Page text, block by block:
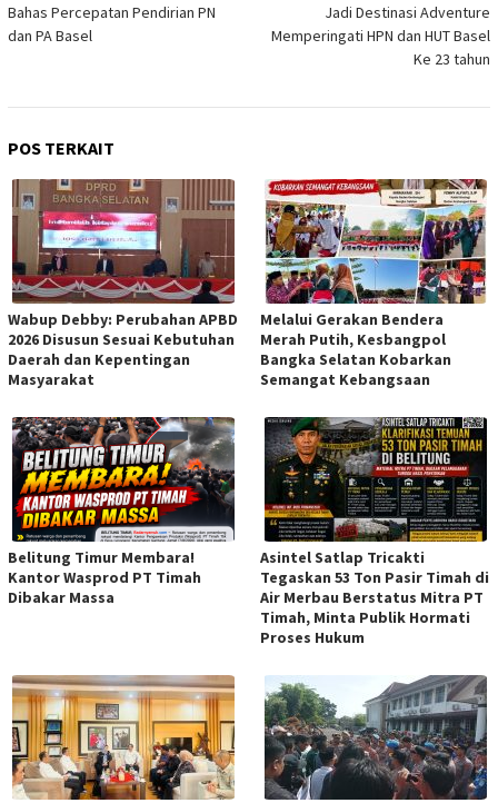
Bahas Percepatan Pendirian PN
dan PA Basel
Jadi Destinasi Adventure
Memperingati HPN dan HUT Basel
Ke 23 tahun
POS TERKAIT
Wabup Debby: Perubahan APBD
2026 Disusun Sesuai Kebutuhan
Daerah dan Kepentingan
Masyarakat
Melalui Gerakan Bendera
Merah Putih, Kesbangpol
Bangka Selatan Kobarkan
Semangat Kebangsaan
Belitung Timur Membara!
Kantor Wasprod PT Timah
Dibakar Massa
Asintel Satlap Tricakti
Tegaskan 53 Ton Pasir Timah di
Air Merbau Berstatus Mitra PT
Timah, Minta Publik Hormati
Proses Hukum